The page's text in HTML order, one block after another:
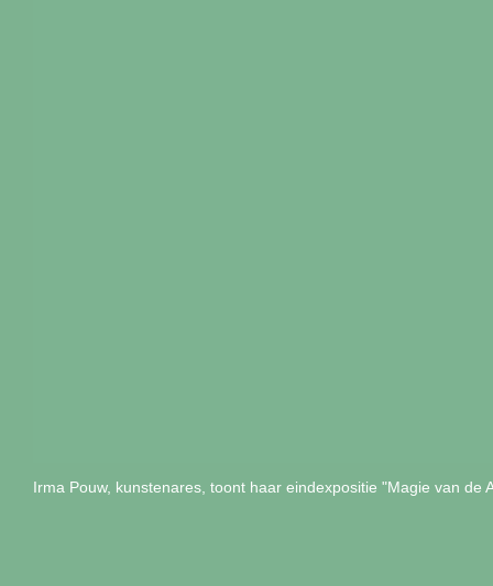
Irma Pouw, kunstenares, toont haar eindexpositie "Magie van